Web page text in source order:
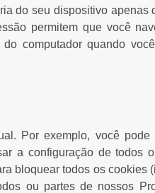
do seu dispositivo apenas
permitem que você
computador quando
Por exemplo, você pode
a configuração de todos
bloquear todos os cookies
ou partes de nossos